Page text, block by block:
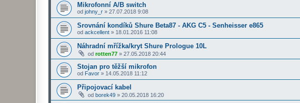
Mikrofonní A/B switch
od johny_r » 27.07.2018 9:08
Srovnání kondíků Shure Beta87 - AKG C5 - Senheisser e865
od ackcellent » 18.01.2016 11:08
Náhradní mřížka/kryt Shure Prologue 10L
od rotten77 » 27.05.2018 20:44
Stojan pro těžší mikrofon
od Favor » 14.05.2018 11:12
Připojovací kabel
od borek49 » 20.05.2018 16:20